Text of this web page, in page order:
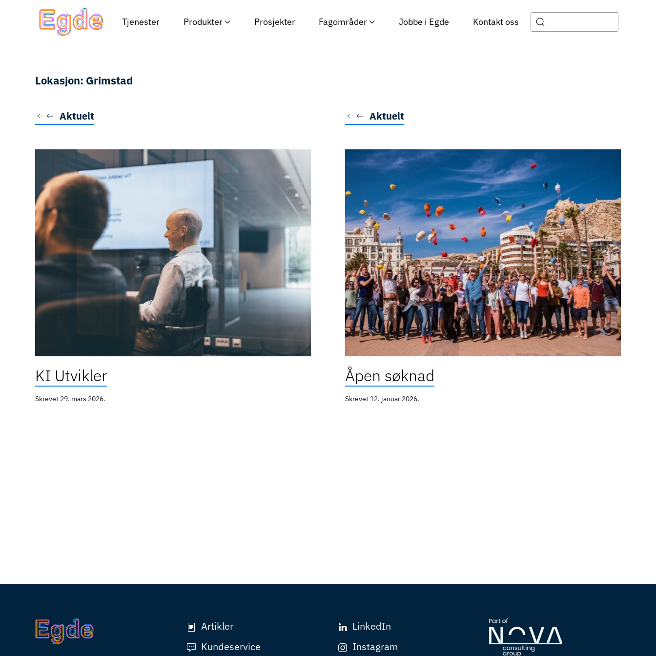
Skip to main content Tjenester Produkter Prosjekter Fagområder Jobbe i Egde Kontakt oss
Lokasjon: Grimstad
Aktuelt
KI Utvikler
Skrevet 29. mars 2026.
Aktuelt
Åpen søknad
Skrevet 12. januar 2026.
Artikler
Kundeservice
LinkedIn
Instagram